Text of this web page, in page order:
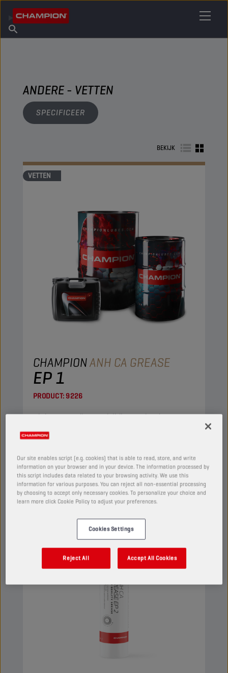
Over Champion
Vind een verkooppunt
ANDERE - VETTEN
SPECIFICEER
BEKIJK
VETTEN
CHAMPIONANH CA GREASE
EP 1
PRODUCT:9226
Dit hoogwaardige, veelzijdige vet kan in
industriële en autotoepassingen worden
gebruikt.
Bekijk
VETTEN
Our site enables script (e.g. cookies) that is able to read, store, and write
information on your browser and in your device. The information processed by
this script includes data related to your browsing activity. We use this
information for various purposes. You can reject all non-essential processing
by choosing to accept only necessary cookies. To personalize your choice and
learn more click Cookie Policy to adjust your preferences.
Cookies Settings
Reject All Accept All Cookies